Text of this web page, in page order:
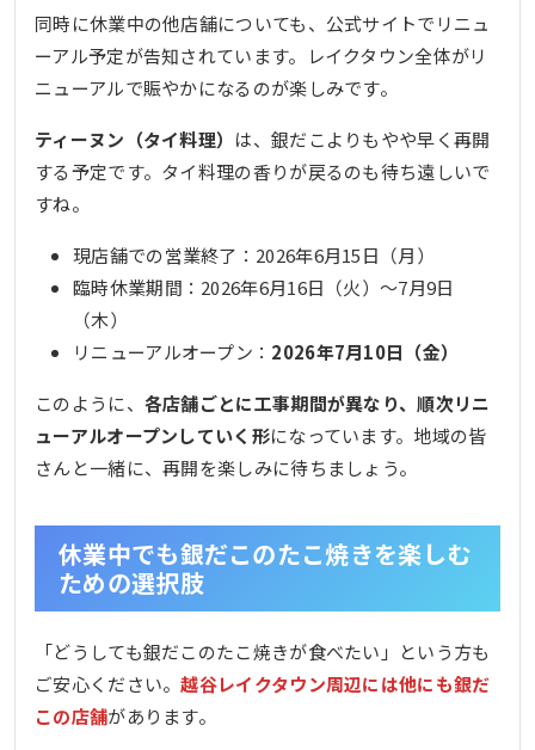
同時に休業中の他店舗についても、公式サイトでリニュ
ーアル予定が告知されています。レイクタウン全体がリ
ニューアルで賑やかになるのが楽しみです。
ティーヌン（タイ料理） は、銀だこよりもやや早く再開
する予定です。タイ料理の香りが戻るのも待ち遠しいで
すね。
現店舗での営業終了：2026年6月15日（月）
臨時休業期間：2026年6月16日（火）〜7月9日
（木）
リニューアルオープン： 2026年7月10日（金）
このように、 各店舗ごとに工事期間が異なり、順次リニ
ューアルオープンしていく形になっています。地域の皆
さんと一緒に、再開を楽しみに待ちましょう。
休業中でも銀だこのたこ焼きを楽しむ
ための選択肢
「どうしても銀だこのたこ焼きが食べたい」という方も
ご安心ください。越谷レイクタウン周辺には他にも銀だ
この店舗があります。